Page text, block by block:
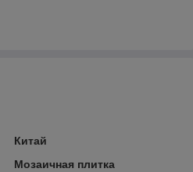
Китай
Мозаичная плитка